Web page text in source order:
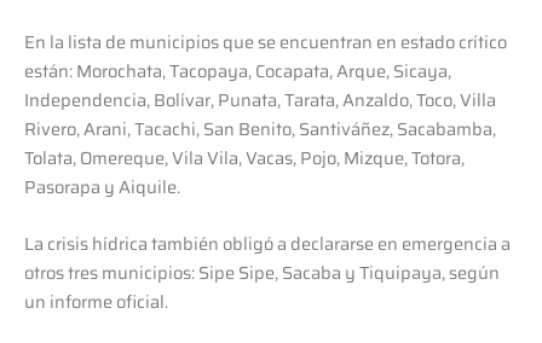
En la lista de municipios que se encuentran en estado crítico
están: Morochata, Tacopaya, Cocapata, Arque, Sicaya,
Independencia, Bolívar, Punata, Tarata, Anzaldo, Toco, Villa
Rivero, Arani, Tacachi, San Benito, Santiváñez, Sacabamba,
Tolata, Omereque, Vila Vila, Vacas, Pojo, Mizque, Totora,
Pasorapa y Aiquile.
La crisis hídrica también obligó a declararse en emergencia a
otros tres municipios: Sipe Sipe, Sacaba y Tiquipaya, según
un informe oficial.